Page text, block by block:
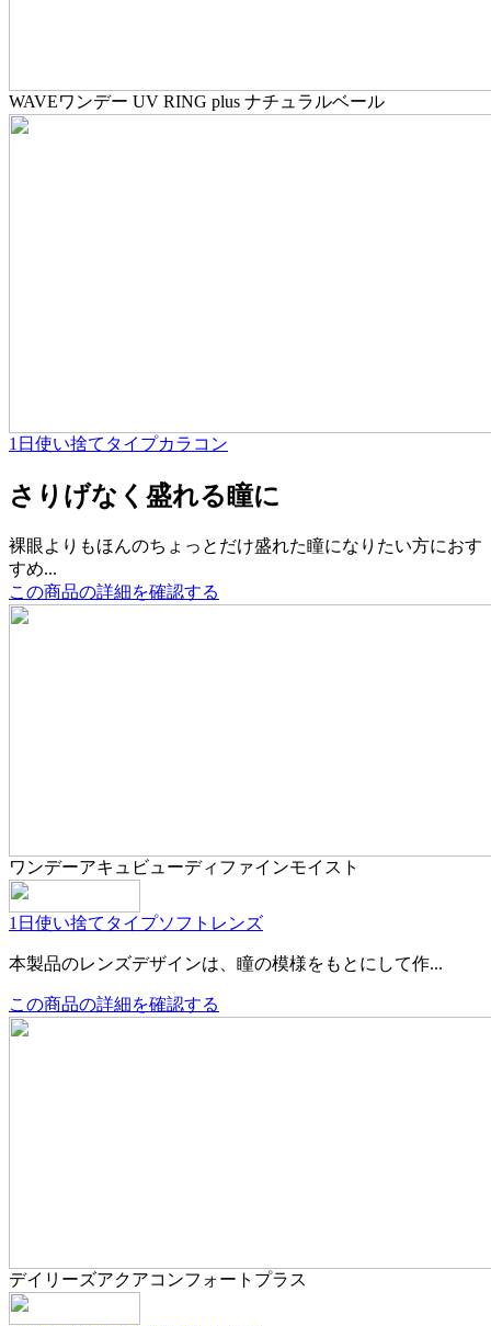
WAVEワンデー UV RING plus ナチュラルベール
1日使い捨てタイプカラコン
さりげなく盛れる瞳に
裸眼よりもほんのちょっとだけ盛れた瞳になりたい方におす
すめ...
この商品の詳細を確認する
ワンデーアキュビューディファインモイスト
1日使い捨てタイプソフトレンズ
本製品のレンズデザインは、瞳の模様をもとにして作...
この商品の詳細を確認する
デイリーズアクアコンフォートプラス